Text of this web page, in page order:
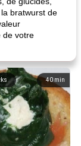
bratwurst de
de votre
40 min